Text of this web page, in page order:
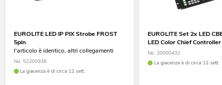
EUROLITE LED IP PIX Strobe FROST
5pin
l'articolo è identico, altri collegamenti
No. 52200938
La giacenza è di circa 12 sett.
EUROLITE Set 2x LED
LED Color Chief Controller
No. 20000432
La giacenza è di circa 12 sett.